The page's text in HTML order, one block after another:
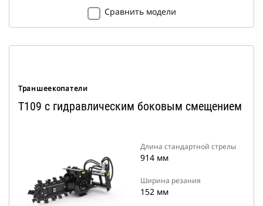
Сравнить модели
Траншеекопатели
T109 с гидравлическим боковым смещением
Длина стандартной стрелы
914 мм
Ширина резания
152 мм